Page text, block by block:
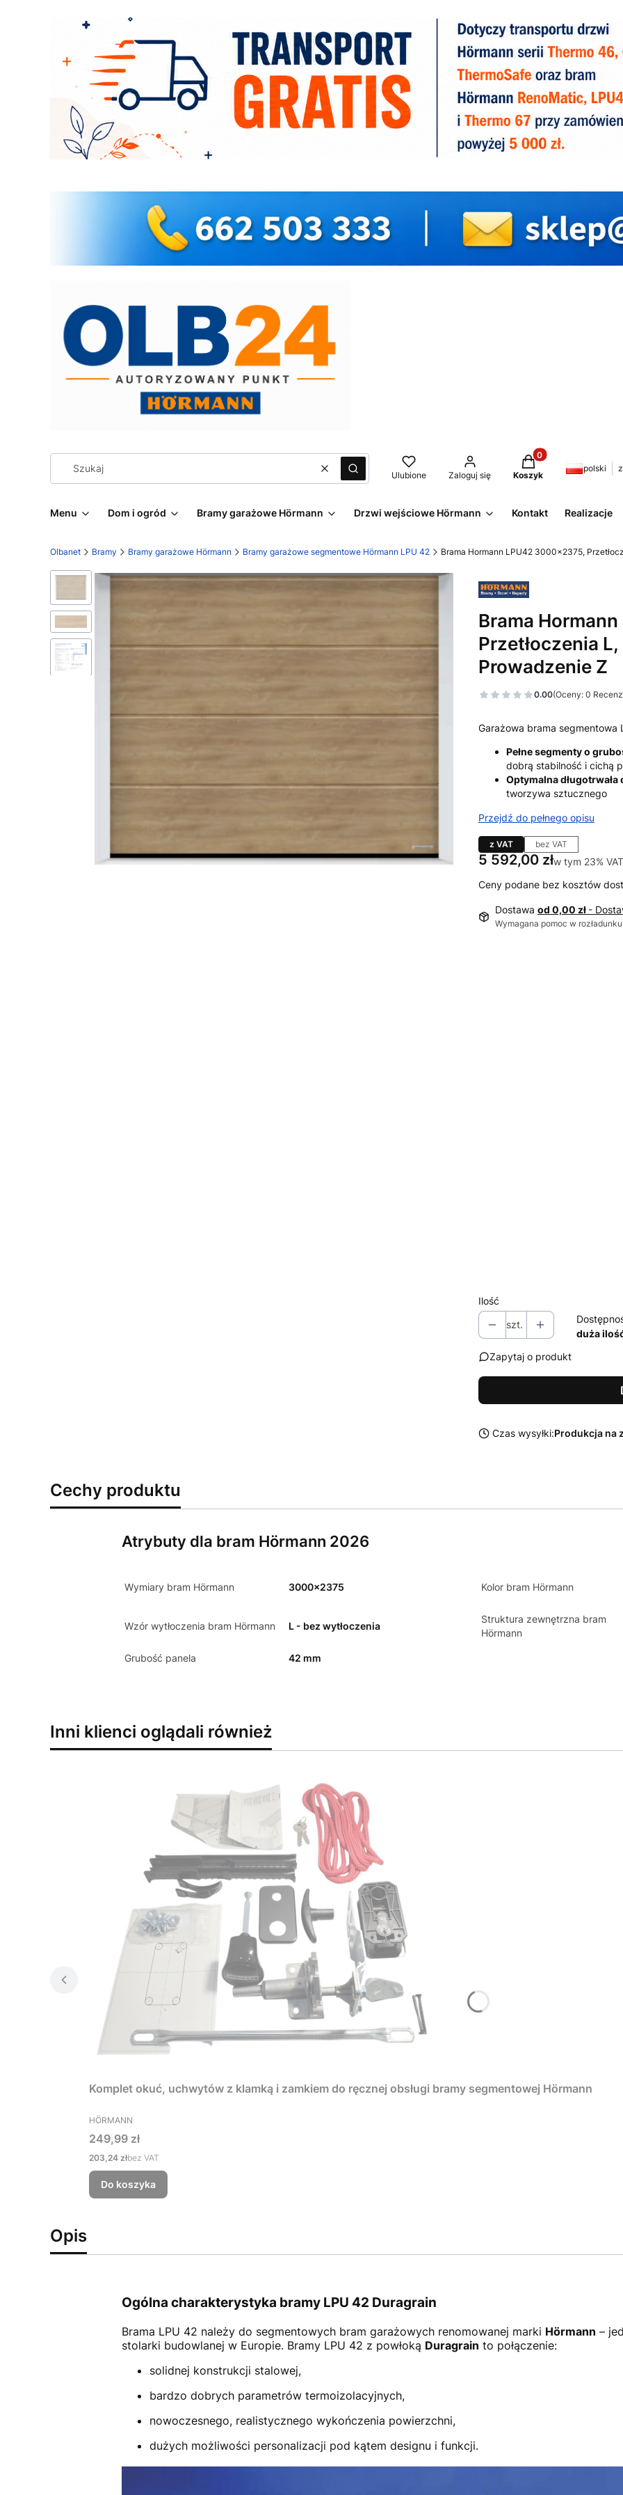
WyczyśćSzukaj Ulubione Zaloguj się
Produkty w
Koszyk
polski
Menu Dom i ogród Bramy garażowe Hörmann Drzwi wejściowe Hörmann Kontakt Realizacje
Olbanet Bramy Bramy garażowe Hörmann Bramy garażowe segmentowe Hörmann LPU 42 Brama Hormann LPU42 3000x2375,
Brama
Przetłoczenia
Prowadzenie Z
0.00(Oceny: 0
Garażowa brama segmentowa
Pełne segmenty o
dobrą stabilność i cichą
Optymalna długotrwała
tworzywa sztucznego
Przejdź do pełnego opisu
z VAT bez VAT
Cena
5 592,00 złw tym 23% VAT
w tym 23% VAT
Ceny podane bez kosztów
Dostawa od 0,00 zł -
Wymagana pomoc w
Ilość
szt.
duża
Zapytaj o produkt
Czas wysyłki:Produkcja na
Cechy produktu
Atrybuty dla bram Hörmann 2026
Wymiary bram Hörmann 3000x2375 Kolor bram Hörmann
Wzór wytłoczenia bram Hörmann L - bez wytłoczenia
Struktura zewnętrzna bram
Hörmann
Grubość panela 42 mm
Inni klienci oglądali również
Komplet okuć, uchwytów z klamką i zamkiem do ręcznej obsługi bramy segmentowej Hörmann
PRODUCENT
HÖRMANN
Cena
249,99 zł
Cena
203,24 złbez VAT
Do koszyka
Opis
Ogólna charakterystyka bramy LPU 42 Duragrain
Brama LPU 42 należy do segmentowych bram garażowych renomowanej marki Hörmann –
stolarki budowlanej w Europie. Bramy LPU 42 z powłoką Duragrain to połączenie:
solidnej konstrukcji stalowej,
bardzo dobrych parametrów termoizolacyjnych,
nowoczesnego, realistycznego wykończenia powierzchni,
dużych możliwości personalizacji pod kątem designu i funkcji.